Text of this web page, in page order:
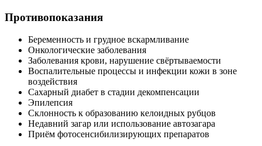
Противопоказания
Беременность и грудное вскармливание
Онкологические заболевания
Заболевания крови, нарушение свёртываемости
Воспалительные процессы и инфекции кожи в зоне
воздействия
Сахарный диабет в стадии декомпенсации
Эпилепсия
Склонность к образованию келоидных рубцов
Недавний загар или использование автозагара
Приём фотосенсибилизирующих препаратов